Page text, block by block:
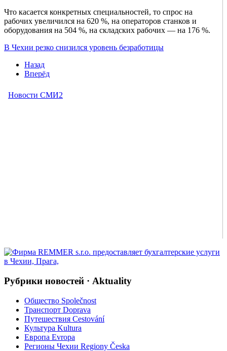
Что касается конкретных специальностей, то спрос на
рабочих увеличился на 620 %, на операторов станков и
оборудования на 504 %, на складских рабочих — на 176 %.
В Чехии резко снизился уровень безработицы
Назад
Вперёд
Рубрики новостей · Aktuality
Общество Společnost
Транспорт Doprava
Путешествия Cestování
Культура Kultura
Европа Evropa
Регионы Чехии Regiony Česka